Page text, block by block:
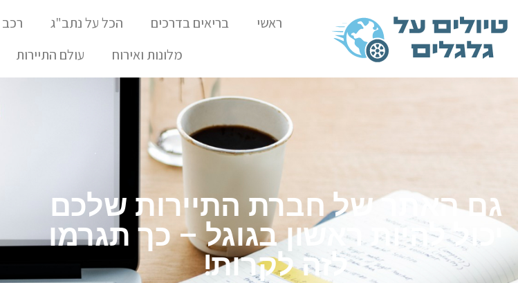
ראשי בריאים בדרכים הכל על נתב"ג
מלונות ואירוח
עולם התיירות
גם האתר של חברת התיירות שלכם
יכול להיות ראשון בגוגל – כך תגרמו
לזה לקרות!